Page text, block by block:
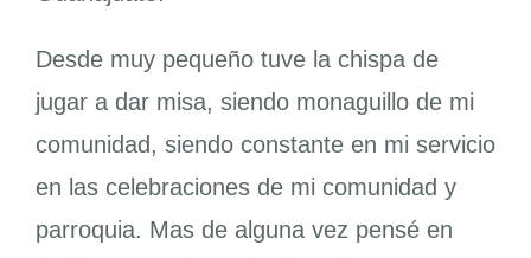
Desde muy pequeño tuve la chispa de
jugar a dar misa, siendo monaguillo de mi
comunidad, siendo constante en mi servicio
en las celebraciones de mi comunidad y
parroquia. Mas de alguna vez pensé en